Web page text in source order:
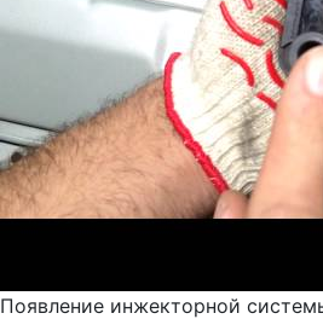
Появление инжекторной